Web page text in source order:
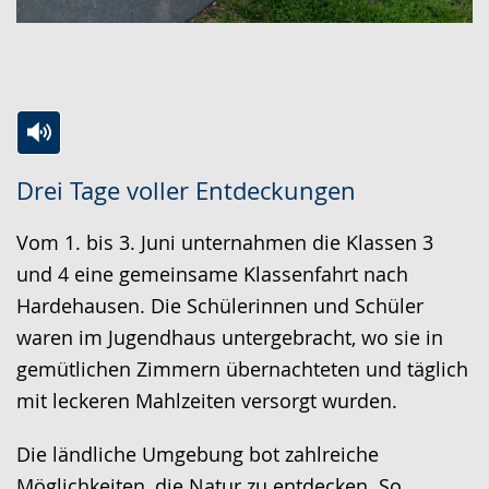
Drei Tage voller Entdeckungen
Leichten
Sprache
wechseln.
Audio-
Unterstützung.
Video
in
Deutscher
Gebärdensprache
angezeigt.
Vom 1. bis 3. Juni unternahmen die Klassen 3
und 4 eine gemeinsame Klassenfahrt nach
Hardehausen. Die Schülerinnen und Schüler
waren im Jugendhaus untergebracht, wo sie in
gemütlichen Zimmern übernachteten und täglich
mit leckeren Mahlzeiten versorgt wurden.
Die ländliche Umgebung bot zahlreiche